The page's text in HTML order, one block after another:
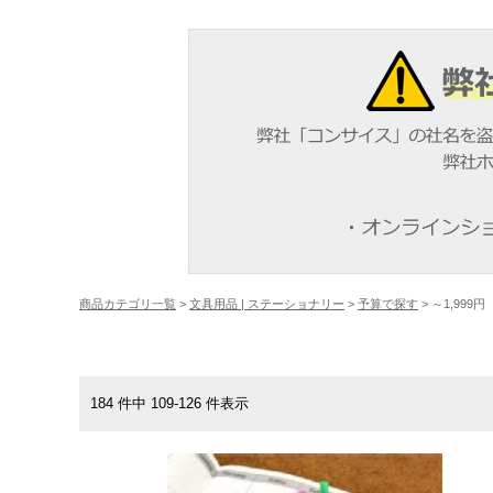
商品カテゴリ一覧 > 文具用品 | ステーショナリー > 予算で探す > ～1,999円
184 件中 109-126 件表示